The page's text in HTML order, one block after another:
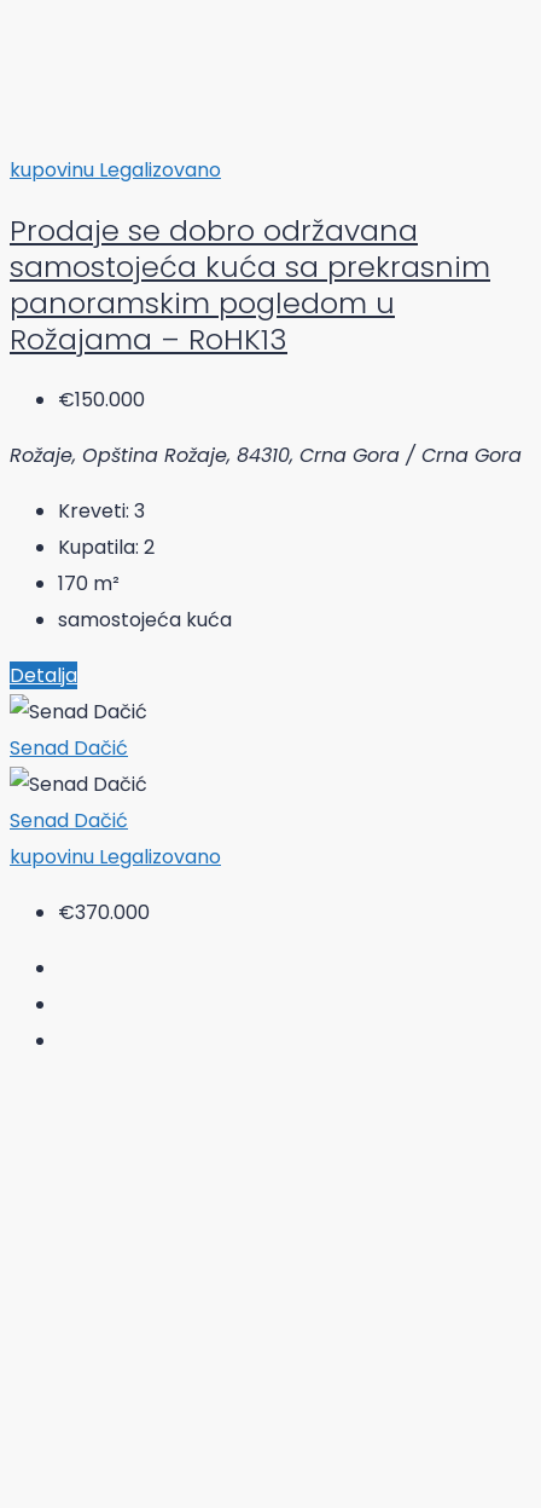
kupovinu Legalizovano
Prodaje se dobro održavana
samostojeća kuća sa prekrasnim
panoramskim pogledom u
Rožajama – RoHK13
€150.000
Rožaje, Opština Rožaje, 84310, Crna Gora / Crna Gora
Kreveti: 3
Kupatila: 2
170 m²
samostojeća kuća
Detalja
Senad Dačić
Senad Dačić
kupovinu Legalizovano
€370.000